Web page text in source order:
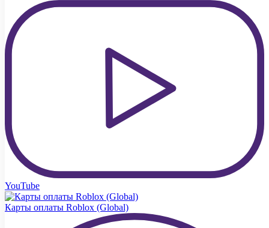
YouTube
Карты оплаты Roblox (Global)